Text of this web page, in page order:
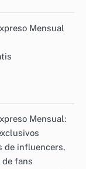
Mensual
Mensual:
de influencers,
fans